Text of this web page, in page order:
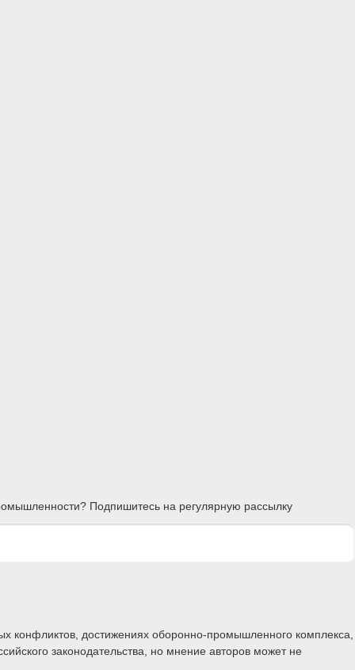
Подпишитесь на регулярную рассылку
конфликтов, достижениях оборонно-промышленного комплекса,
законодательства, но мнение авторов может не